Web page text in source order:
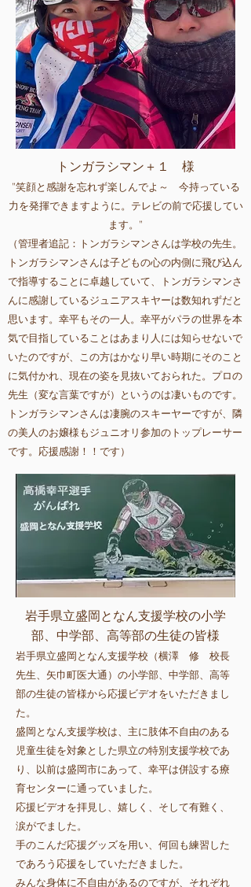
トンガラシマン＋１ 様
”笑顔と感謝を忘れず楽しんでよ～ ​今持っている
力を発揮できますように。テレビの前で応援してい
ます。”
（管理者追記：トンガラシマンさんは学校の先生。
トンガラシマンさんは子どもの心の内側に飛び込ん
で指導することに卓越していて、トンガラシマンさ
んに感謝しているジュニアスキヤーは数知れずだと
思います。幸平もその一人。幸平がパラの世界を本
気で目指していることはあまり人には知らせないで
いたのですが、この方はかなり早い時期にそのこと
に気付かれ、現在の姿を見抜いておられた。プロの
先生（変な言葉ですが）というのは凄いものです。
トンガラシマンさんは凄腕のスキーヤーですが、隣
の美人のお嬢様もジュニオリ参加のトップレーサー
です。応援感謝！！です）
岩手県立盛岡となん支援学校の小学
部、中学部、高等部の生徒の皆様
岩手県立盛岡となん支援学校（横澤 修 校長
先生、矢巾町医大通）の小学部、中学部、高等
部の生徒の皆様から応援ビデオをいただきまし
た。
盛岡となん支援学校は、主に肢体不自由のある
児童生徒を対象とした県立の特別支援学校であ
り、以前は盛岡市にあって、幸平は併設する療
育センターに通っていました。
応援ビデオを拝見し、嬉しく、そして有難く、
涙がでました。
手のこんだ応援グッズを用い、何回も練習した
であろう応援をしていただきました。
みんな身体に不自由があるのですが、それぞれ